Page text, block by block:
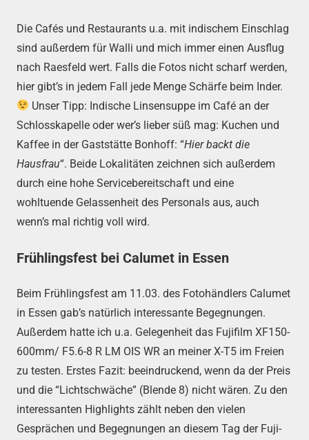
Die Cafés und Restaurants u.a. mit indischem Einschlag
sind außerdem für Walli und mich immer einen Ausflug
nach Raesfeld wert. Falls die Fotos nicht scharf werden,
hier gibt’s in jedem Fall jede Menge Schärfe beim Inder.
Unser Tipp: Indische Linsensuppe im Café an der
Schlosskapelle oder wer’s lieber süß mag: Kuchen und
Kaffee in der Gaststätte Bonhoff: “Hier backt die
Hausfrau“. Beide Lokalitäten zeichnen sich außerdem
durch eine hohe Servicebereitschaft und eine
wohltuende Gelassenheit des Personals aus, auch
wenn’s mal richtig voll wird.
Frühlingsfest bei Calumet in Essen
Beim Frühlingsfest am 11.03. des Fotohändlers Calumet
in Essen gab’s natürlich interessante Begegnungen.
Außerdem hatte ich u.a. Gelegenheit das Fujifilm XF150-
600mm/ F5.6-8 R LM OIS WR an meiner X-T5 im Freien
zu testen. Erstes Fazit: beeindruckend, wenn da der Preis
und die “Lichtschwäche” (Blende 8) nicht wären. Zu den
interessanten Highlights zählt neben den vielen
Gesprächen und Begegnungen an diesem Tag der Fuji-